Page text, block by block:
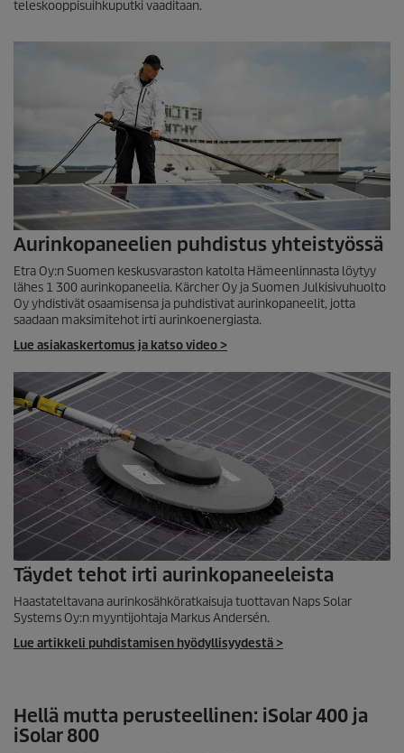
teleskooppisuihkuputki vaaditaan.
Aurinkopaneelien puhdistus yhteistyössä
Etra Oy:n Suomen keskusvaraston katolta Hämeenlinnasta löytyy
lähes 1 300 aurinkopaneelia. Kärcher Oy ja Suomen Julkisivuhuolto
Oy yhdistivät osaamisensa ja puhdistivat aurinkopaneelit, jotta
saadaan maksimitehot irti aurinkoenergiasta.
Lue asiakaskertomus ja katso video >
Täydet tehot irti aurinkopaneeleista
Haastateltavana aurinkosähköratkaisuja tuottavan Naps Solar
Systems Oy:n myyntijohtaja Markus Andersén.
Lue artikkeli puhdistamisen hyödyllisyydestä >
Hellä mutta perusteellinen: iSolar400 ja
iSolar800